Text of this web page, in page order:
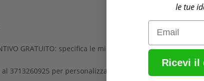
GRATUITO: specifica le misure, quantità e
3713260925 per personalizzarli insieme
le tue
Email
Ricevi il